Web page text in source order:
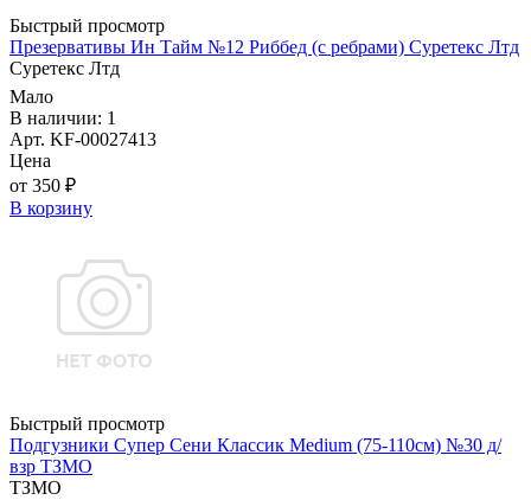
Быстрый просмотр
Презервативы Ин Тайм №12 Риббед (с ребрами) Суретекс Лтд
Суретекс Лтд
Мало
В наличии: 1
Арт. KF-00027413
Цена
от 350 ₽
В корзину
Быстрый просмотр
Подгузники Супер Сени Классик Medium (75-110см) №30 д/
взр ТЗМО
ТЗМО